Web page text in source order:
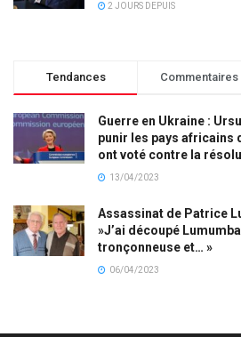
2 JOURS DEPUIS
Tendances Commentaires
Guerre en Ukraine :
punir les pays africains
ont voté contre la
13/04/2023
Assassinat de Patrice
»J’ai découpé
tronçonneuse et… »
06/04/2023